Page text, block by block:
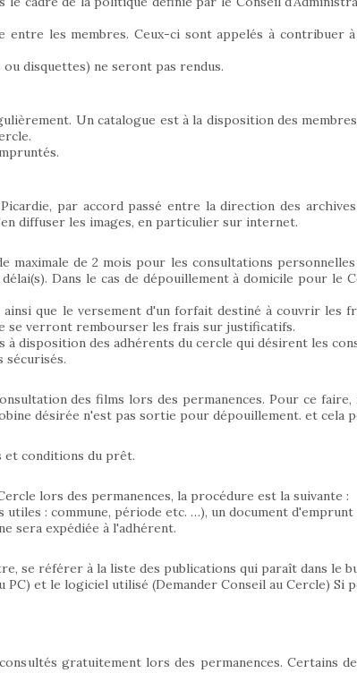
les membres. Ceux-ci sont appelés à contribuer
disquettes) ne seront pas rendus.
Un catalogue est à la disposition des
par accord passé entre la direction des
diffuser les images, en particulier sur internet.
de 2 mois pour les consultations
Dans le cas de dépouillement à domicile pour le
que le versement d'un forfait destiné à couvrir les
se verront rembourser les frais sur justificatifs.
disposition des adhérents du cercle qui désirent les
sécurisés.
des films lors des permanences. Pour ce
désirée n'est pas sortie pour dépouillement. et cela
et conditions du prêt.
lors des permanences, la procédure est la suivante :
: commune, période etc. …), un document d'emprunt
sera expédiée à l'adhérent.
se référer à la liste des publications qui paraît dans le
et le logiciel utilisé (Demander Conseil au Cercle) Si
gratuitement lors des permanences. Certains